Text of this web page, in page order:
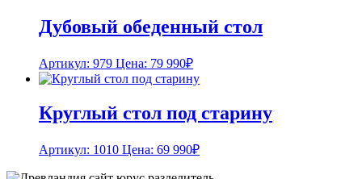
Дубовый обеденный стол
Артикул: 979 Цена: 79 990₽
Круглый стол под старину
Артикул: 1010 Цена: 69 990₽